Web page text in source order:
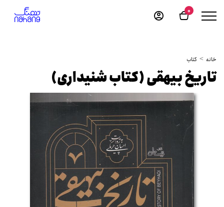
0
خانه کتاب
تاریخ بیهقی (کتاب شنیداری)